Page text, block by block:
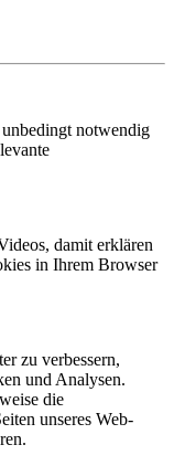
notwendig
damit erklären
in Ihrem Browser
zu verbessern,
und Analysen.
die
unseres Web-